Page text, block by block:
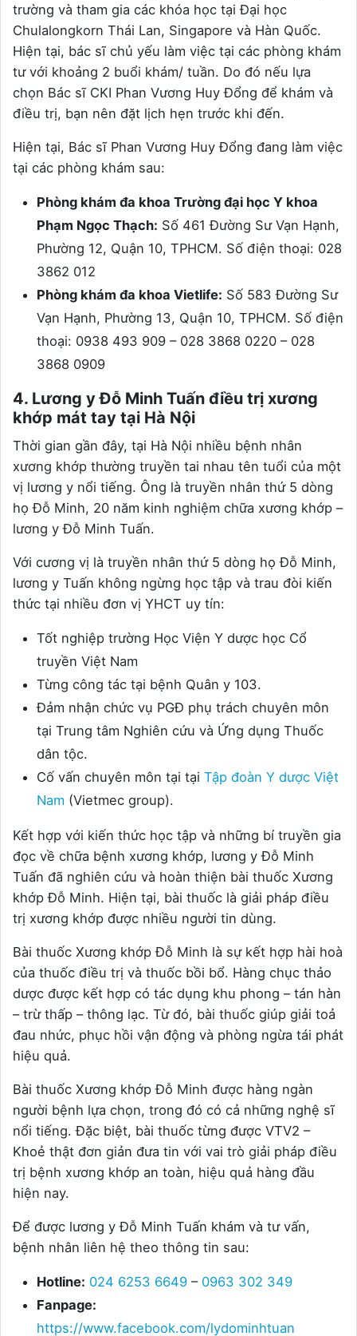
trường và tham gia các khóa học tại Đại học
Chulalongkorn Thái Lan, Singapore và Hàn Quốc.
Hiện tại, bác sĩ chủ yếu làm việc tại các phòng khám
tư với khoảng 2 buổi khám/ tuần. Do đó nếu lựa
chọn Bác sĩ CKI Phan Vương Huy Đổng để khám và
điều trị, bạn nên đặt lịch hẹn trước khi đến.
Hiện tại, Bác sĩ Phan Vương Huy Đổng đang làm việc
tại các phòng khám sau:
Phòng khám đa khoa Trường đại học Y khoa
Phạm Ngọc Thạch: Số 461 Đường Sư Vạn Hạnh,
Phường 12, Quận 10, TPHCM. Số điện thoại: 028
3862 012
Phòng khám đa khoa Vietlife: Số 583 Đường Sư
Vạn Hạnh, Phường 13, Quận 10, TPHCM. Số điện
thoại: 0938 493 909 – 028 3868 0220 – 028
3868 0909
4. Lương y Đỗ Minh Tuấn điều trị xương
khớp mát tay tại Hà Nội
Thời gian gần đây, tại Hà Nội nhiều bệnh nhân
xương khớp thường truyền tai nhau tên tuổi của một
vị lương y nổi tiếng. Ông là truyền nhân thứ 5 dòng
họ Đỗ Minh, 20 năm kinh nghiệm chữa xương khớp –
lương y Đỗ Minh Tuấn.
Với cương vị là truyền nhân thứ 5 dòng họ Đỗ Minh,
lương y Tuấn không ngừng học tập và trau đòi kiến
thức tại nhiều đơn vị YHCT uy tín:
Tốt nghiệp trường Học Viện Y dược học Cổ
truyền Việt Nam
Từng công tác tại bệnh Quân y 103.
Đảm nhận chức vụ PGĐ phụ trách chuyên môn
tại Trung tâm Nghiên cứu và Ứng dụng Thuốc
dân tộc.
Cố vấn chuyên môn tại tại Tập đoàn Y dược Việt
Nam (Vietmec group).
Kết hợp với kiến thức học tập và những bí truyền gia
đọc về chữa bệnh xương khớp, lương y Đỗ Minh
Tuấn đã nghiên cứu và hoàn thiện bài thuốc Xương
khớp Đỗ Minh. Hiện tại, bài thuốc là giải pháp điều
trị xương khớp được nhiều người tin dùng.
Bài thuốc Xương khớp Đỗ Minh là sự kết hợp hài hoà
của thuốc điều trị và thuốc bồi bổ. Hàng chục thảo
dược được kết hợp có tác dụng khu phong – tán hàn
– trừ thấp – thông lạc. Từ đó, bài thuốc giúp giải toả
đau nhức, phục hồi vận động và phòng ngừa tái phát
hiệu quả.
Bài thuốc Xương khớp Đỗ Minh được hàng ngàn
người bệnh lựa chọn, trong đó có cả những nghệ sĩ
nổi tiếng. Đặc biệt, bài thuốc từng được VTV2 –
Khoẻ thật đơn giản đưa tin với vai trò giải pháp điều
trị bệnh xương khớp an toàn, hiệu quả hàng đầu
hiện nay.
Để được lương y Đỗ Minh Tuấn khám và tư vấn,
bệnh nhân liên hệ theo thông tin sau:
Hotline: 024 6253 6649 –0963 302 349
Fanpage:
https://www.facebook.com/lydominhtuan